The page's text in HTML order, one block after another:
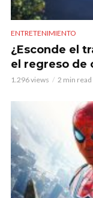
ENTRETENIMIENTO
¿Esconde el
el regreso de
1.296 views 2 min read